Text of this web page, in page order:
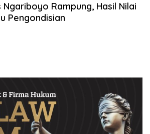
Rampung, Hasil Nilai
Pengondisian